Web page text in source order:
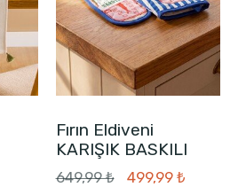
Fırın Eldiveni
KARIŞIK BASKILI
649,99 ₺ 499,99 ₺